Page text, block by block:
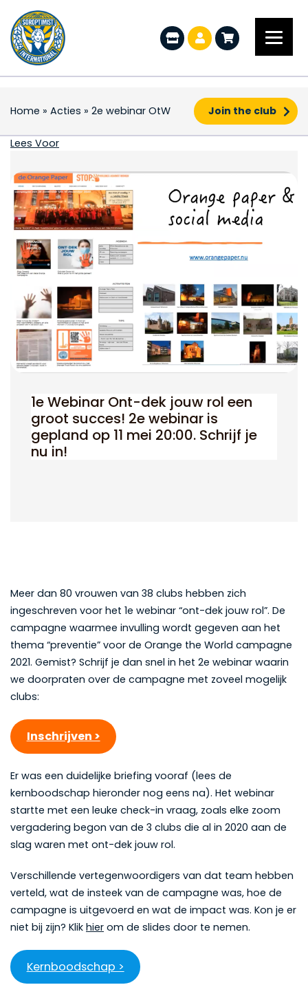
Home » Acties » 2e webinar OtW Join the club
2e webinar OtW
Lees Voor
1e Webinar Ont-dek jouw rol een
groot succes! 2e webinar is
gepland op 11 mei 20:00. Schrijf je
nu in!
Meer dan 80 vrouwen van 38 clubs hebben zich
ingeschreven voor het 1e webinar “ont-dek jouw rol”. De
campagne waarmee invulling wordt gegeven aan het
thema “preventie” voor de Orange the World campagne
2021. Gemist? Schrijf je dan snel in het 2e webinar waarin
we doorpraten over de campagne met zoveel mogelijk
clubs:
Inschrijven >
Er was een duidelijke briefing vooraf (lees de
kernboodschap hieronder nog eens na). Het webinar
startte met een leuke check-in vraag, zoals elke zoom
vergadering begon van de 3 clubs die al in 2020 aan de
slag waren met ont-dek jouw rol.
Verschillende vertegenwoordigers van dat team hebben
verteld, wat de insteek van de campagne was, hoe de
campagne is uitgevoerd en wat de impact was. Kon je er
niet bij zijn? Klik hier om de slides door te nemen.
Kernboodschap >